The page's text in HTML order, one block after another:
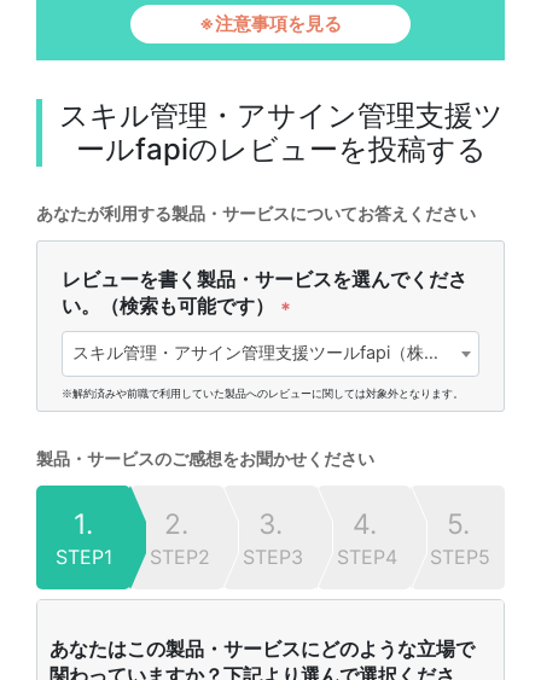
※注意事項を見る
スキル管理・アサイン管理支援ツ
ールfapiのレビューを投稿する
あなたが利用する製品・サービスについてお答えください
レビューを書く製品・サービスを選んでくださ
い。（検索も可能です）
*
スキル管理・アサイン管理支援ツールfapi（株式会社エフ・ディー・シー)
※解約済みや前職で利用していた製品へのレビューに関しては対象外となります。
製品・サービスのご感想をお聞かせください
1.
STEP1
2.
STEP2
3.
STEP3
4.
STEP4
5.
STEP5
あなたはこの製品・サービスにどのような立場で